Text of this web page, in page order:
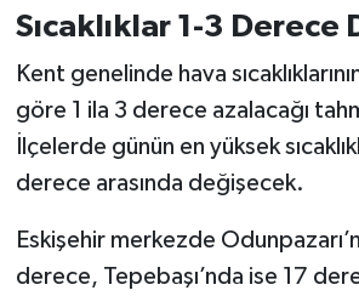
Sıcaklıklar 1-3 Derece
Kent genelinde hava
göre 1 ila 3 derece azalacağı
İlçelerde günün en yüksek
derece arasında değişecek.
Eskişehir merkezde
derece, Tepebaşı’nda ise 17